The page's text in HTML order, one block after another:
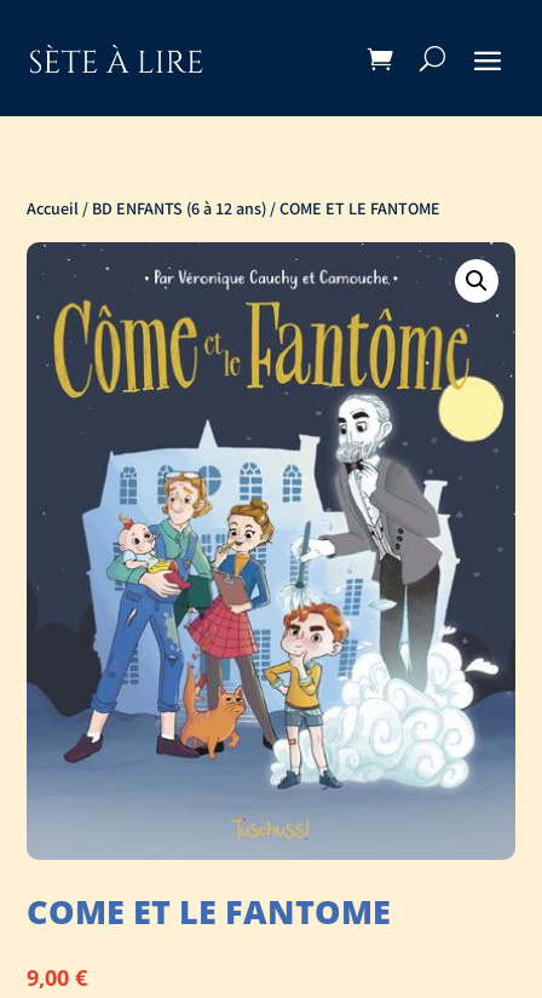
Accueil / BD ENFANTS (6 à 12 ans) / COME ET LE FANTOME
COME ET LE FANTOME
9,00€